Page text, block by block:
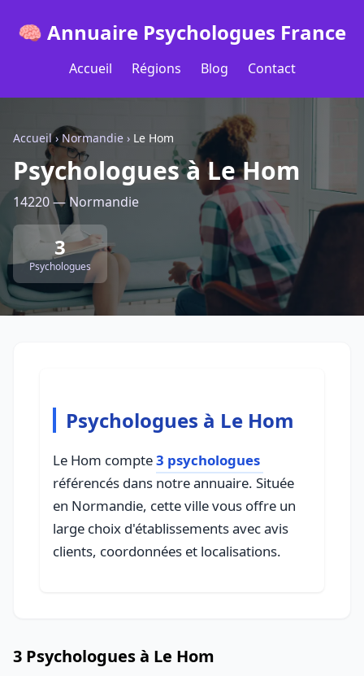
🧠 Annuaire Psychologues France
Accueil Régions Blog Contact
Accueil› Normandie › Le Hom
Psychologues à Le Hom
14220 — Normandie
3
Psychologues
Psychologues à Le Hom
Le Hom compte3 psychologues
référencés dans notre annuaire. Située
en Normandie, cette ville vous offre un
large choix d'établissements avec avis
clients, coordonnées et localisations.
3 Psychologues à Le Hom